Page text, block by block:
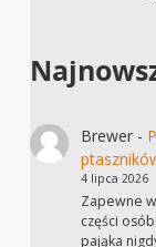
Brewer-
4 lipca 2026
Zapewne
części
pająka